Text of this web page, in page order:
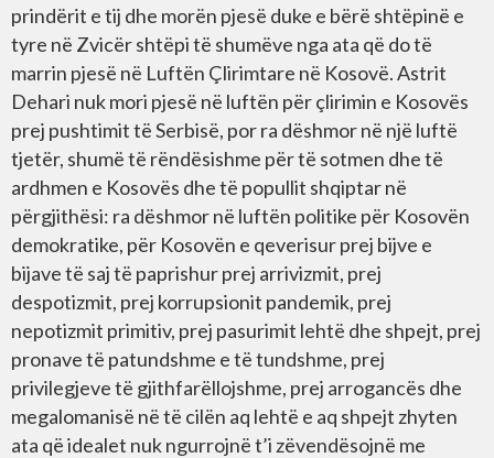
prindërit e tij dhe morën pjesë duke e bërë shtëpinë e
tyre në Zvicër shtëpi të shumëve nga ata që do të
marrin pjesë në Luftën Çlirimtare në Kosovë. Astrit
Dehari nuk mori pjesë në luftën për çlirimin e Kosovës
prej pushtimit të Serbisë, por ra dëshmor në një luftë
tjetër, shumë të rëndësishme për të sotmen dhe të
ardhmen e Kosovës dhe të popullit shqiptar në
përgjithësi: ra dëshmor në luftën politike për Kosovën
demokratike, për Kosovën e qeverisur prej bijve e
bijave të saj të paprishur prej arrivizmit, prej
despotizmit, prej korrupsionit pandemik, prej
nepotizmit primitiv, prej pasurimit lehtë dhe shpejt, prej
pronave të patundshme e të tundshme, prej
privilegjeve të gjithfarëllojshme, prej arrogancës dhe
megalomanisë në të cilën aq lehtë e aq shpejt zhyten
ata që idealet nuk ngurrojnë t’i zëvendësojnë me